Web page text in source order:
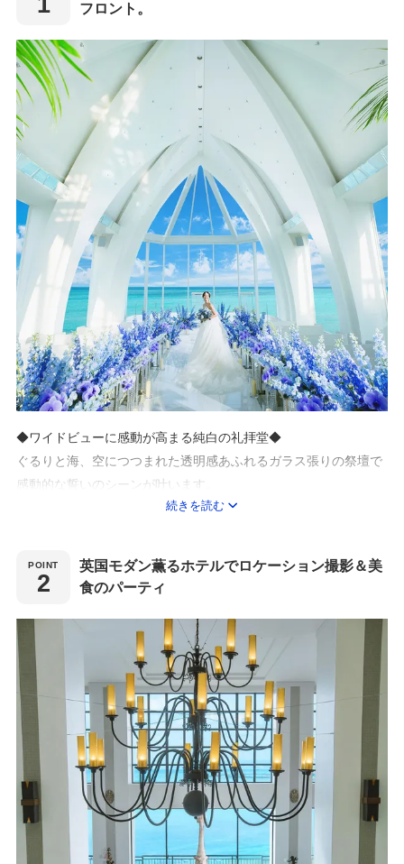
フロント。
◆ワイドビューに感動が高まる純白の礼拝堂◆
ぐるりと海、空につつまれた透明感あふれるガラス張りの祭壇で
感動的な誓いのシーンが叶います。
穏やかに時間が流れる広大なガーデン、海に続くかのような眼前
◆広い庭園を舞台にゲストと楽しむアフターセレモニー◆
リヨンや美しい緑を背景に、ゲストとアフターセレモニーのひと
ときを楽しめます。宮殿のようなバルコニー、白い大階段など、
ここにしかないフォトジェニック空間での撮影を味わえます。
続きを読む
英国モダン薫るホテルでロケーション撮影＆美
食のパーティ